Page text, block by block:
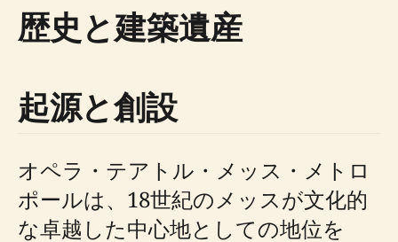
歴史と建築遺産
起源と創設
オペラ・テアトル・メッス・メトロ
ポールは、18世紀のメッスが文化的
な卓越した中心地としての地位を